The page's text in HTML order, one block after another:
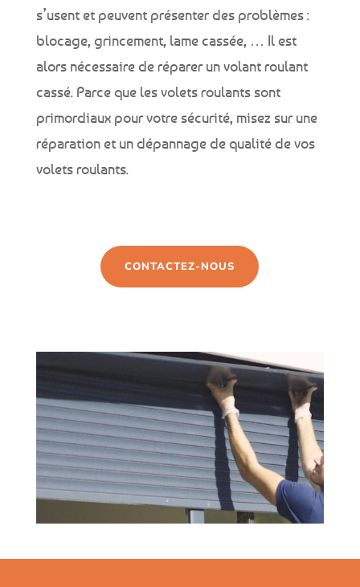
s’usent et peuvent présenter des problèmes :
blocage, grincement, lame cassée, … Il est
alors nécessaire de réparer un volant roulant
cassé. Parce que les volets roulants sont
primordiaux pour votre sécurité, misez sur une
réparation et un dépannage de qualité de vos
volets roulants.
CONTACTEZ-NOUS